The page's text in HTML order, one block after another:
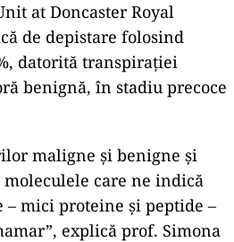
at Doncaster Royal
de depistare folosind
datorită transpirației
benignă, în stadiu precoce
maligne și benigne și
care ne indică
mici proteine și peptide –
explică prof. Simona